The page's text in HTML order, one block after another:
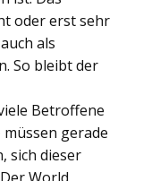
oder erst sehr
als
So bleibt der
Betroffene
gerade
sich dieser